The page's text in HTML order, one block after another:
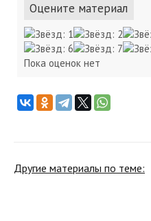
Оцените материал
Пока оценок нет
Другие материалы по теме: